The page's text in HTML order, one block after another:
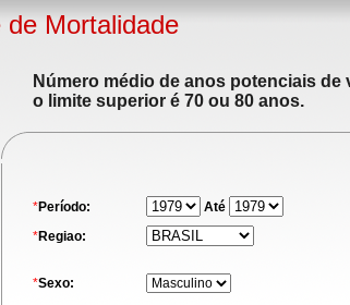
Mortalidade
Número médio de anos potenciais
o limite superior é 70 ou 80 anos.
*Período:
Até
*Regiao:
*Sexo: